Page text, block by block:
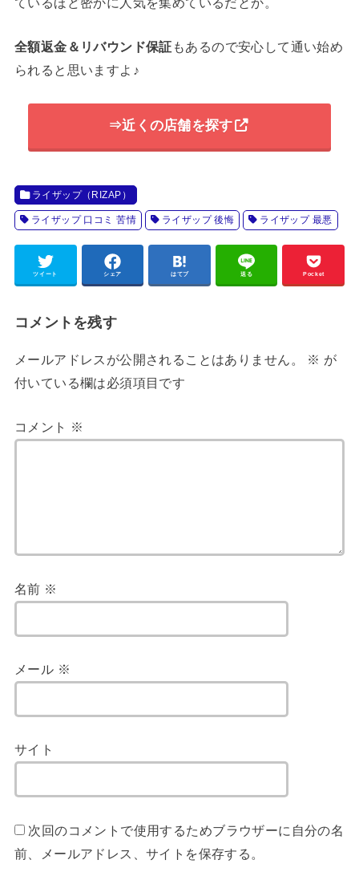
全額返金＆リバウンド保証 もあるので安心して通い始め
られると思いますよ♪
⇒近くの店舗を探す
ライザップ（RIZAP）
ライザップ 口コミ 苦情 ライザップ 後悔 ライザップ 最悪
ツイート シェア はてブ 送る Pocket
コメントを残す
メールアドレスが公開されることはありません。 ※ が
付いている欄は必須項目です
コメント ※
名前 ※
メール ※
サイト
次回のコメントで使用するためブラウザーに自分の名
前、メールアドレス、サイトを保存する。